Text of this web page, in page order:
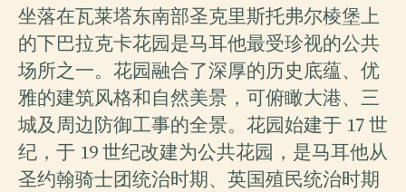
坐落在瓦莱塔东南部圣克里斯托弗尔棱堡上
的下巴拉克卡花园是马耳他最受珍视的公共
场所之一。花园融合了深厚的历史底蕴、优
雅的建筑风格和自然美景，可俯瞰大港、三
城及周边防御工事的全景。花园始建于 17 世
纪，于 19 世纪改建为公共花园，是马耳他从
圣约翰骑士团统治时期、英国殖民统治时期